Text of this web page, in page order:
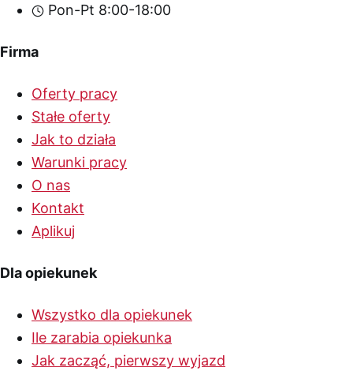
Pon-Pt 8:00-18:00
Firma
Oferty pracy
Stałe oferty
Jak to działa
Warunki pracy
O nas
Kontakt
Aplikuj
Dla opiekunek
Wszystko dla opiekunek
Ile zarabia opiekunka
Jak zacząć, pierwszy wyjazd